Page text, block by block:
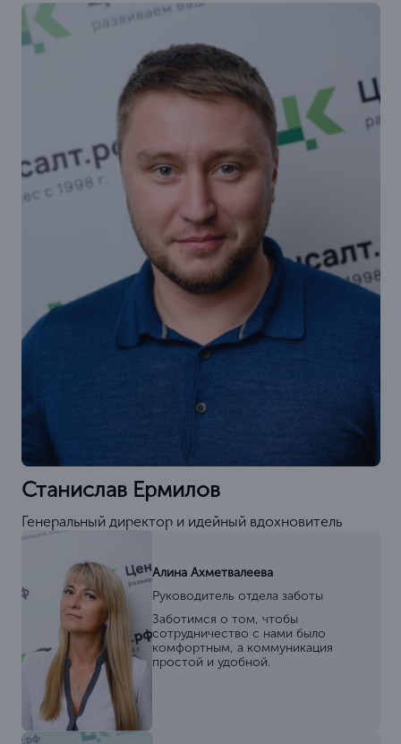
Станислав Ермилов
Генеральный директор и идейный вдохновитель
Алина Ахметвалеева
Руководитель отдела заботы
Заботимся о том, чтобы
сотрудничество с нами было
комфортным, а коммуникация
простой и удобной.